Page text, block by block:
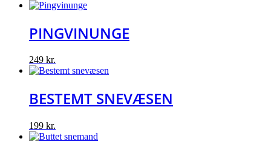
PINGVINUNGE
249 kr.
BESTEMT SNEVÆSEN
199 kr.